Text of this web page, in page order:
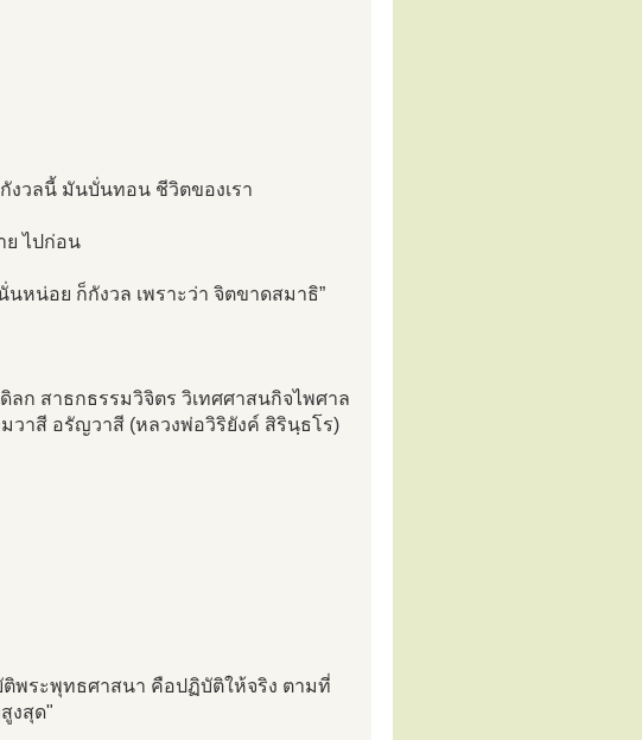
งวลนี้ มันบั่นทอน ชีวิตของเรา
ย ไปก่อน
หน่อย ก็กังวล เพราะว่า จิตขาดสมาธิ”
สาธกธรรมวิจิตร วิเทศศาสนกิจไพศาล
าสี อรัญวาสี​ (หลวงพ่อวิริยังค์ สิรินฺธโร)
พระพุทธศาสนา คือปฏิบัติให้จริง ตามที่
งสุด"